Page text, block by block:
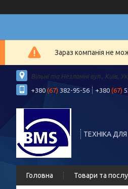
Зараз компанія не
Вільні та Незламні вул., Київ,
+380 (67) 382-95-56 +380 (67)
ТЕХНІКА
Головна Товари та